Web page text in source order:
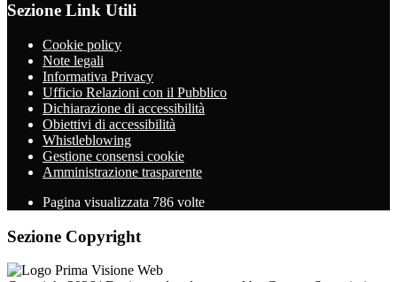
Sezione Link Utili
Cookie policy
Note legali
Informativa Privacy
Ufficio Relazioni con il Pubblico
Dichiarazione di accessibilità
Obiettivi di accessibilità
Whistleblowing
Gestione consensi cookie
Amministrazione trasparente
Pagina visualizzata 786 volte
Sezione Copyright